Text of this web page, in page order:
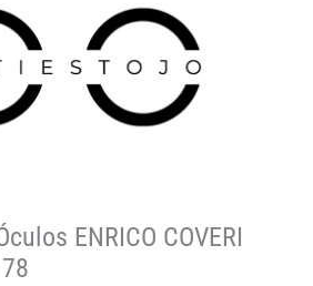
ENRICO COVERI